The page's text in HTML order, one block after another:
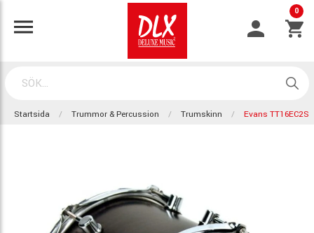
0
Startsida Trummor & Percussion Trumskinn Evans TT16EC2S